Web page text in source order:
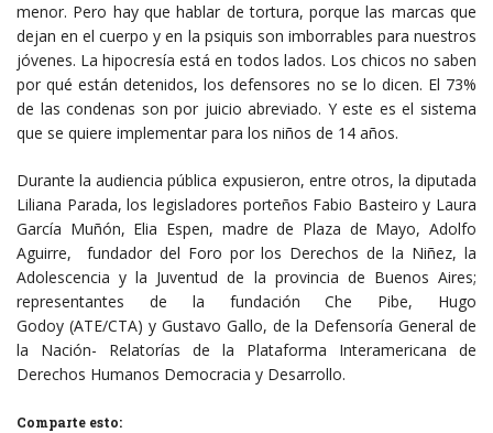
menor. Pero hay que hablar de tortura, porque las marcas que
dejan en el cuerpo y en la psiquis son imborrables para nuestros
jóvenes. La hipocresía está en todos lados. Los chicos no saben
por qué están detenidos, los defensores no se lo dicen. El 73%
de las condenas son por juicio abreviado. Y este es el sistema
que se quiere implementar para los niños de 14 años.
Durante la audiencia pública expusieron, entre otros, la diputada
Liliana Parada, los legisladores porteños Fabio Basteiro y Laura
García Muñón, Elia Espen, madre de Plaza de Mayo, Adolfo
Aguirre, fundador del Foro por los Derechos de la Niñez, la
Adolescencia y la Juventud de la provincia de Buenos Aires;
representantes de la fundación Che Pibe, Hugo
Godoy (ATE/CTA) y Gustavo Gallo, de la Defensoría General de
la Nación- Relatorías de la Plataforma Interamericana de
Derechos Humanos Democracia y Desarrollo.
Comparte esto: